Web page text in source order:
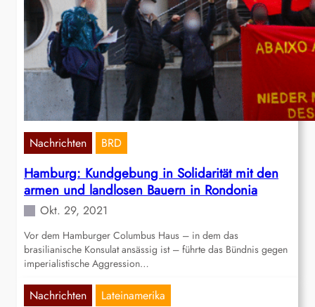
Nachrichten BRD
Hamburg: Kundgebung in Solidarität mit den
armen und landlosen Bauern in Rondonia
Okt. 29, 2021
Vor dem Hamburger Columbus Haus – in dem das
brasilianische Konsulat ansässig ist – führte das Bündnis gegen
imperialistische Aggression…
Nachrichten Lateinamerika